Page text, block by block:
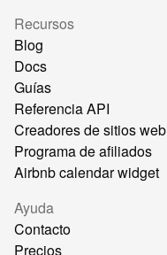
Recursos
Blog
Docs
Guías
Referencia API
Creadores de sitios web
Programa de afiliados
Airbnb calendar widget
Ayuda
Contacto
Precios